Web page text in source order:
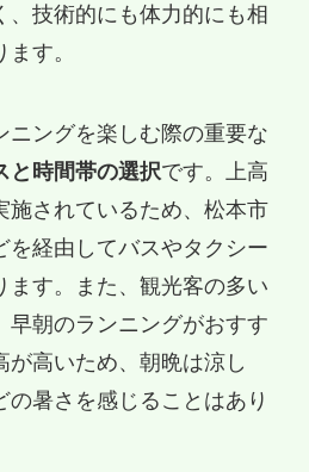
、技術的にも体力的にも相
す。
ニングを楽しむ際の重要な
と時間帯の選択です。上高
施されているため、松本市
を経由してバスやタクシー
ます。また、観光客の多い
早朝のランニングがおすす
が高いため、朝晩は涼し
の暑さを感じることはあり